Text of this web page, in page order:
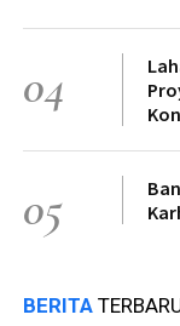
04
05
BERITA